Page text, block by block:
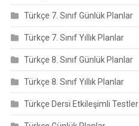
Türkçe 7. Sınıf Günlük Planlar
Türkçe 7. Sınıf Yıllık Planlar
Türkçe 8. Sınıf Günlük Planlar
Türkçe 8. Sınıf Yıllık Planlar
Türkçe Dersi Etkileşimli Testler